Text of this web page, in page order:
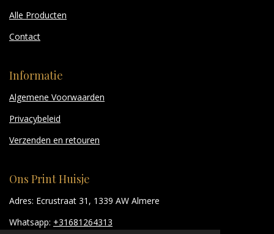
Alle Producten
Contact
Informatie
Algemene Voorwaarden
Privacybeleid
Verzenden en retouren
Ons Print Huisje
Adres: Ecrustraat 31, 1339 AW Almere
Whatsapp: +31681264313